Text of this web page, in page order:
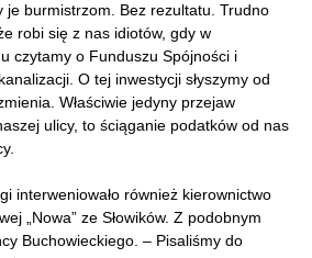
je burmistrzom. Bez rezultatu. Trudno
robi się z nas idiotów, gdy w
czytamy o Funduszu Spójności i
O tej inwestycji słyszymy od
Właściwie jedyny przejaw
ulicy, to ściąganie podatków od nas
interweniowało również kierownictwo
„Nowa” ze Słowików. Z podobnym
Buchowieckiego. – Pisaliśmy do